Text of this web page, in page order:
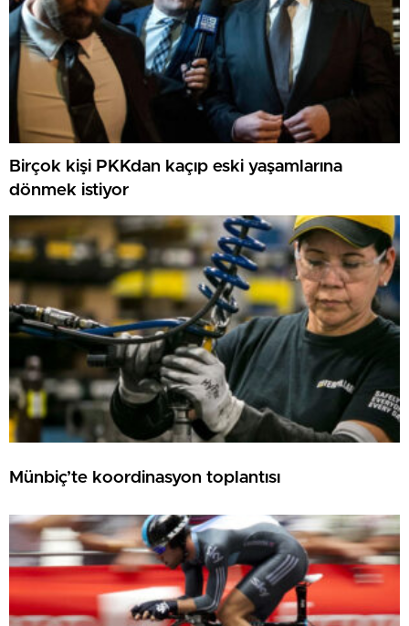
Birçok kişi PKKdan kaçıp eski yaşamlarına
dönmek istiyor
Münbiç’te koordinasyon toplantısı